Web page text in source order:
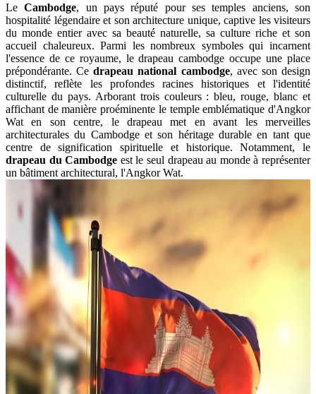
LeCambodge, un pays réputé pour ses temples anciens, son
hospitalité légendaire et son architecture unique, captive les visiteurs
du monde entier avec sa beauté naturelle, sa culture riche et son
accueil chaleureux. Parmi les nombreux symboles qui incarnent
l'essence de ce royaume, le drapeau cambodge occupe une place
prépondérante. Cedrapeau national cambodge, avec son design
distinctif, reflète les profondes racines historiques et l'identité
culturelle du pays. Arborant trois couleurs : bleu, rouge, blanc et
affichant de manière proéminente le temple emblématique d'Angkor
Wat en son centre, le drapeau met en avant les merveilles
architecturales du Cambodge et son héritage durable en tant que
centre de signification spirituelle et historique. Notamment, le
drapeau du Cambodge est le seul drapeau au monde à représenter
un bâtiment architectural, l'Angkor Wat.